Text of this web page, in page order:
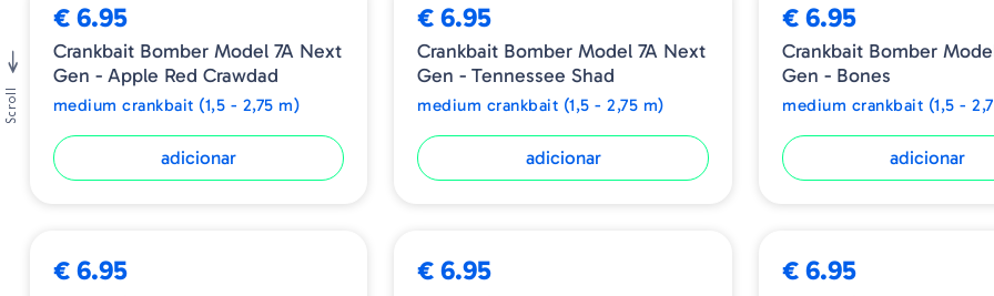
Referência - BMB07A521
€ 6.95
Crankbait Bomber Model 7A Next
Gen - Apple Red Crawdad
medium crankbait (1,5 - 2,75 m)
adicionar
€ 6.95
Crankbait Bomber Model 7A Next
Gen - Tennessee Shad
medium crankbait (1,5 - 2,75 m)
adicionar
€ 6.95
Crankbait Bomber
Gen - Bones
medium crankbait (1,5 -
adicionar
€ 6.95 € 6.95 € 6.95
Scroll